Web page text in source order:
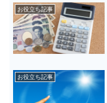
お役立ち記事
お役立ち記事